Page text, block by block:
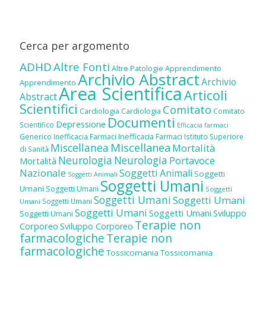
Cerca per argomento
ADHDAltre Fonti Altre Patologie Apprendimento
Apprendimento Archivio AbstractArchivio
AbstractArea ScientificaArticoli
Scientifici Cardiologia Cardiologia Comitato Comitato
Scientifico Depressione Documenti Efficacia farmaci
Generico Inefficacia Farmaci Inefficacia Farmaci Istituto Superiore
di Sanità Miscellanea Miscellanea Mortalità
Mortalità Neurologia Neurologia Portavoce
Nazionale Soggetti Animali Soggetti Animali Soggetti
Umani Soggetti Umani Soggetti Umani Soggetti
Umani Soggetti Umani Soggetti UmaniSoggetti Umani
Soggetti Umani Soggetti Umani Soggetti Umani Sviluppo
Corporeo Sviluppo Corporeo Terapie non
farmacologicheTerapie non
farmacologiche Tossicomania Tossicomania